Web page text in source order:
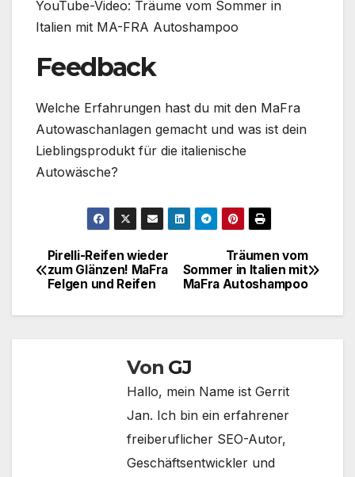
YouTube-Video: Träume vom Sommer in
Italien mit MA-FRA Autoshampoo
Feedback
Welche Erfahrungen hast du mit den MaFra
Autowaschanlagen gemacht und was ist dein
Lieblingsprodukt für die italienische
Autowäsche?
BeitragsnavigationTräumen vom
Sommer in Italien mit
MaFra Autoshampoo
Pirelli-Reifen wieder
zum Glänzen! MaFra
Felgen und Reifen
Von GJ
Hallo, mein Name ist Gerrit
Jan. Ich bin ein erfahrener
freiberuflicher SEO-Autor,
Geschäftsentwickler und